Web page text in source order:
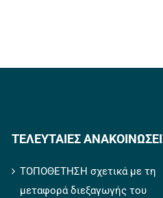
ΤΕΛΕΥΤΑΙΕΣ
ΤΟΠΟΘΕΤΗΣΗ σχετικά με τη
μεταφορά διεξαγωγής του